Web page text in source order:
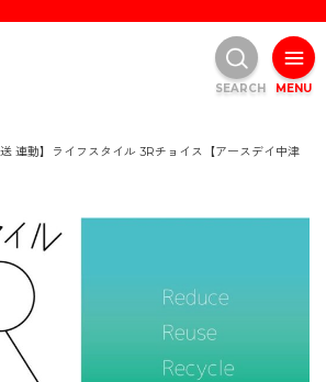
送 連動】ライフスタイル 3Rチョイス【アースデイ中津
MENU
SEARCH